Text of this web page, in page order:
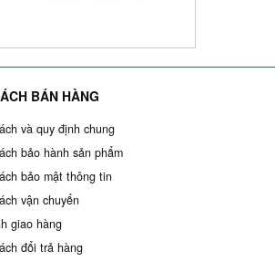
BÁN HÀNG
và quy định chung
bảo hành sản phẩm
bảo mật thông tin
vận chuyển
giao hàng
đổi trả hàng